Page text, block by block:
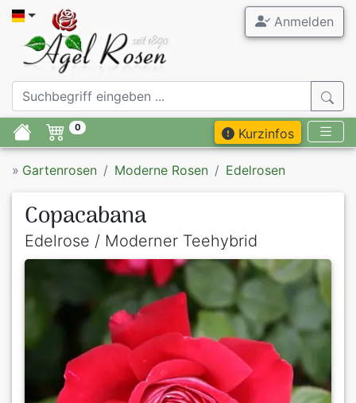
Anmelden
0 Kurzinfos
» Gartenrosen Moderne Rosen Edelrosen
Copacabana
Edelrose / Moderner Teehybrid